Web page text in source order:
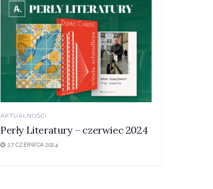
AKTUALNOŚCI
Perły Literatury – czerwiec 2024
27 CZERWCA 2024